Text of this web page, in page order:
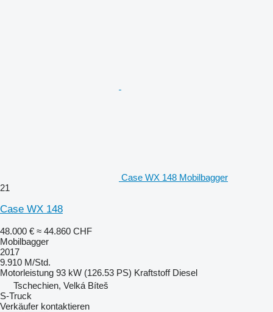
Case WX 148 Mobilbagger
21
Case WX 148
48.000 € ≈ 44.860 CHF
Mobilbagger
2017
9.910 M/Std.
Motorleistung 93 kW (126.53 PS) Kraftstoff Diesel
Tschechien, Velká Bíteš
S-Truck
Verkäufer kontaktieren